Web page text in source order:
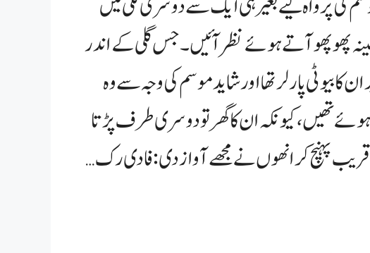
پھوپھو آتے ہوئے نظر آئیں۔ جس گلی کے اندر
ان کا بیوٹی پارلر تھا اور شاید موسم کی وجہ سے وہ
تھیں، کیونکہ ان کا گھر تو دوسری طرف پڑتا
قریب پہنچ کر انھوں نے مجھے آواز دی: فادی رک…